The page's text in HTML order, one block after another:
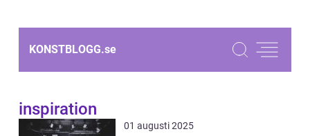
KONSTBLOGG.se
inspiration
01 augusti 2025